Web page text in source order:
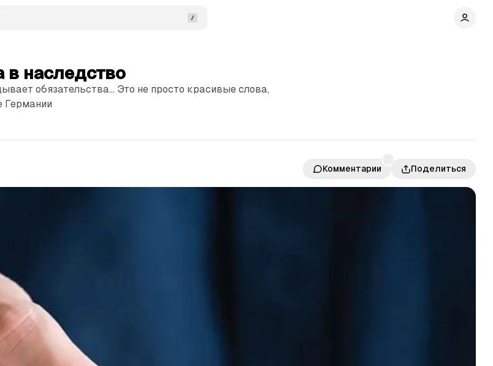
в наследство
обязательства... Это не просто красивые слова,
Германии
Комментарии Поделиться